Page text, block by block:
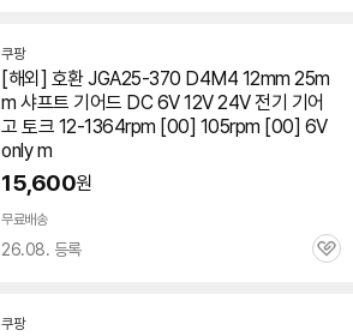
쿠팡
[해외] 호환 JGA25-370 D4M4 12mm 25m
m 샤프트 기어드 DC 6V 12V 24V 전기 기어
고 토크 12-1364rpm [00] 105rpm [00] 6V
only m
15,600원
무료배송
26.08. 등록
관
쿠팡